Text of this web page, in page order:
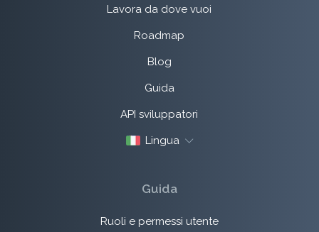
Lavora da dove vuoi
Roadmap
Blog
Guida
API sviluppatori
Lingua
Guida
Ruoli e permessi utente